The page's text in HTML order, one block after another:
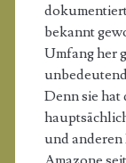
bekannt
Umfang her
Denn sie hat
und anderen